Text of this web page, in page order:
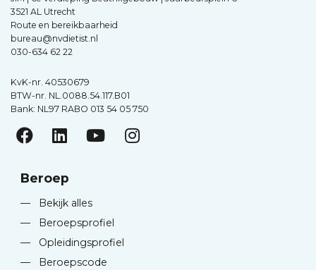
3521 AL Utrecht
Route en bereikbaarheid
bureau@nvdietist.nl
030-634 62 22
KvK-nr. 40530679
BTW-nr. NL.0088.54.117.B01
Bank: NL97 RABO 013 54 05 750
Beroep
—
Bekijk alles
—
Beroepsprofiel
—
Opleidingsprofiel
—
Beroepscode